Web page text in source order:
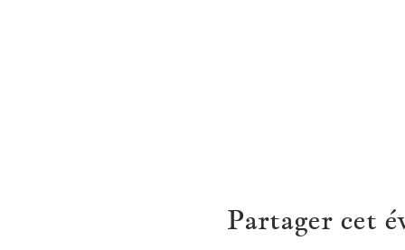
Partager cet